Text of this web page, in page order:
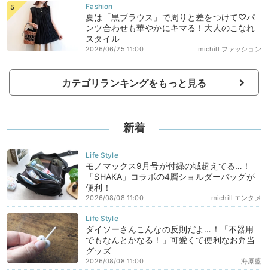
夏は「黒ブラウス」で周りと差をつけて♡パ
ンツ合わせも華やかにキマる！大人のこなれ
スタイル
michill ファッション
2026/06/25 11:00
カテゴリランキングをもっと見る
新着
モノマックス9月号が付録の域超えてる…！
「SHAKA」コラボの4層ショルダーバッグが
便利！
michill エンタメ
2026/08/08 11:00
ダイソーさんこんなの反則だよ…！「不器用
でもなんとかなる！」可愛くて便利なお弁当
グッズ
海原藍
2026/08/08 11:00